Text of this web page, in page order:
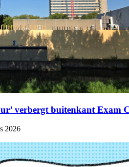
verbergt buitenkant Exam
2026